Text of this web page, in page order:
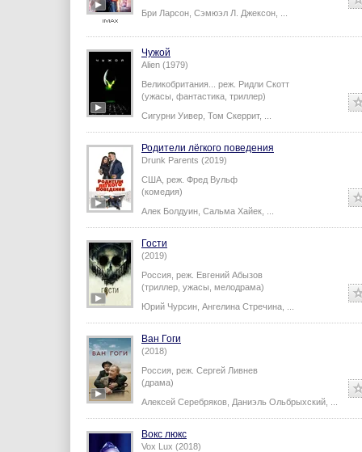
Бри Ларсон Сэмюэл Л. Джексон
Чужой
Alien (1979)
Великобритания... реж. Ридли Скотт
(ужасы, фантастика, триллер)
Сигурни Уивер Том Скеррит,
Родители лёгкого поведения
Drunk Parents (2019)
США, реж. Фред Вульф
(комедия)
Алек Болдуин Сальма Хайек
Гости
(2019)
Россия, реж. Евгений Абызов
(триллер, ужасы, мелодрама)
Юрий Чурсин Ангелина Стречина
Ван Гоги
(2018)
Россия, реж. Сергей Ливнев
(драма)
Алексей Серебряков Даниэль Ольбрыхский
Вокс люкс
Vox Lux (2018)